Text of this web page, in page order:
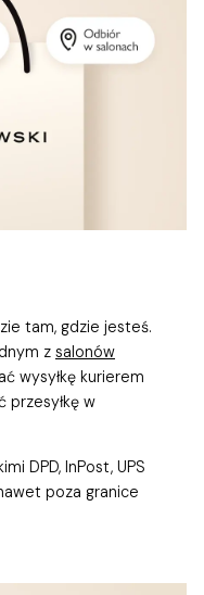
tam, gdzie jesteś.
z salonów
wysyłkę kurierem
przesyłkę w
DPD, InPost, UPS
poza granice